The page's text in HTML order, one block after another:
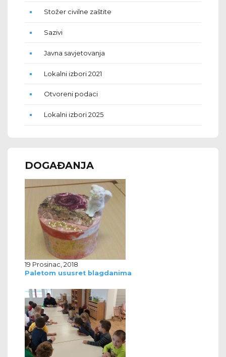
Stožer civilne zaštite
Sazivi
Javna savjetovanja
Lokalni izbori 2021
Otvoreni podaci
Lokalni izbori 2025
DOGAĐANJA
19 Prosinac, 2018
Paletom ususret blagdanima